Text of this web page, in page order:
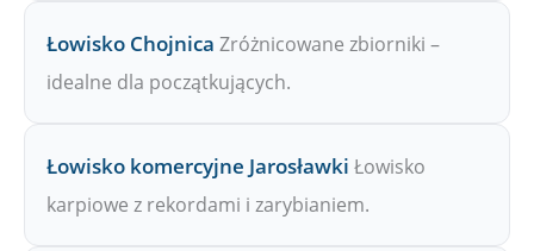
Łowisko Chojnica Zróżnicowane zbiorniki –
idealne dla początkujących.
Łowisko komercyjne Jarosławki Łowisko
karpiowe z rekordami i zarybianiem.